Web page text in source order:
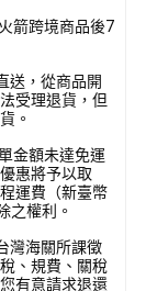
您的滑鼠移動更
包邊工藝，經久
水功能，即使不
整潔。
字係由AI產出
箭跨境商品後7
送，從商品開
受理退貨，但
。
金額未達免運
惠將予以取
運費（新臺幣
之權利。
灣海關所課徵
、規費、關稅
有意請求退還